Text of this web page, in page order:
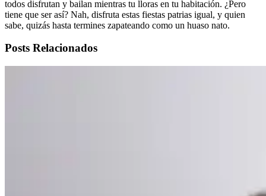
todos disfrutan y bailan mientras tu lloras en tu habitación. ¿Pero
tiene que ser así? Nah, disfruta estas fiestas patrias igual, y quien
sabe, quizás hasta termines zapateando como un huaso nato.
Posts Relacionados